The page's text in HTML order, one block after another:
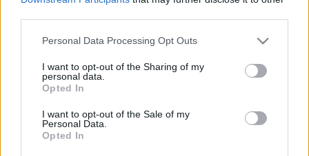
Please note that this website/app uses one or more Google
not limited to your visit or usage behaviour. You may click to
grant or deny consent to Google and its third-party tags to
use your data for below specified purposes in below Google
consent section.
Personal Data Processing Opt Outs
I want to opt-out of the Sharing of my
personal data.
Opted In
I want to opt-out of the Sale of my
Personal Data.
Opted In
Röviden: linkek, egyebek
Szólj hozzá!
A hozzászóláshoz be kell lépned!